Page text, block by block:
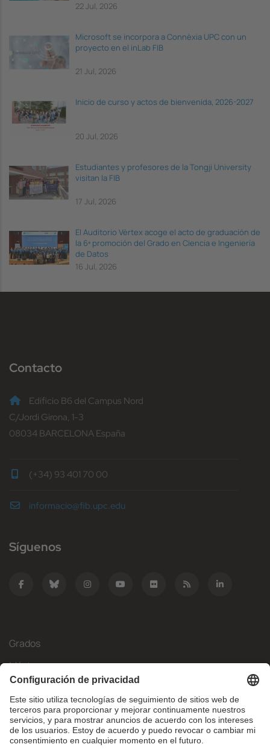
22 Jul, 2026
Microsoft se incorpora a Connèxia UPC con un
proyecto en el inLab FIB
21 Jul, 2026
Inicio de curso y actos de bienvenida, 2026-2027
20 Jul, 2026
Estudiantes y profesores de la Tongji University
visitan la FIB
17 Jul, 2026
El Auditorio Vèrtex acoge el acto de graduación de
la 6ª promoción del Grado en Ciencia e Ingeniería
de Datos
16 Jul, 2026
Contacto
Edificio B6 del Campus Nord
C/Jordi Girona, 1-3
08034 BARCELONA España
(+34) 93 401 70 00
informacio@fib.upc.edu
Síguenos
Grados
Másteres
Movilidad Internacional
Investigación
Empresa